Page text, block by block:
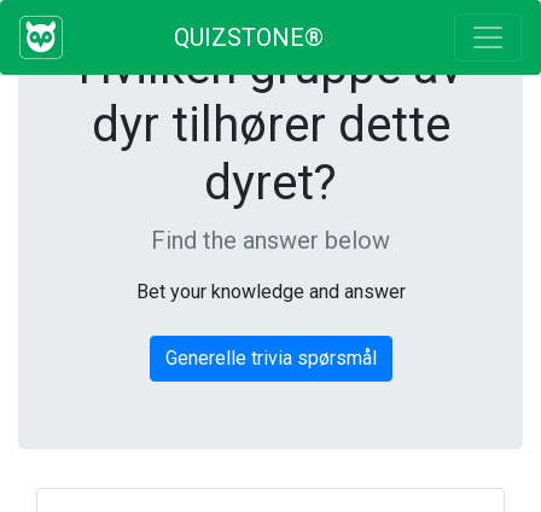
QUIZSTONE®
Hvilken gruppe av
dyr tilhører dette
dyret?
Find the answer below
Bet your knowledge and answer
Generelle trivia spørsmål